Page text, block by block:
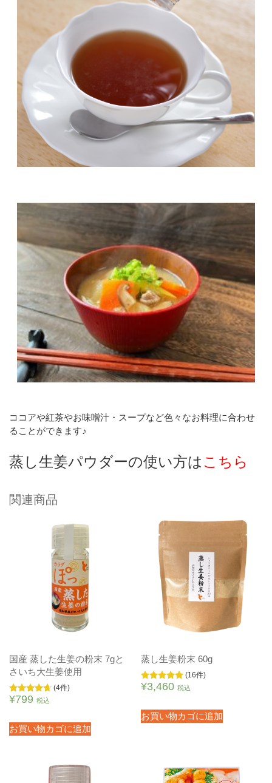
ココアや紅茶やお味噌汁・スープなど色々なお料理に合わせ
ることができます♪
蒸し生姜パウダーの使い方はこちら
関連商品
国産 蒸した生姜の粉末 7gと
さいち大生姜使用
5段階中
(4件)
¥799 税込
お買い物カゴに追加
蒸し生姜粉末 60g
5段階中
(16件)
¥3,460 税込
お買い物カゴに追加